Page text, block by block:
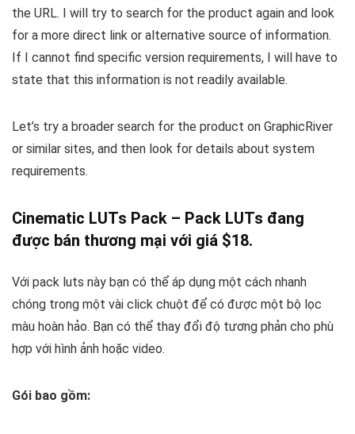
the URL. I will try to search for the product again and look
for a more direct link or alternative source of information.
If I cannot find specific version requirements, I will have to
state that this information is not readily available.
Let’s try a broader search for the product on GraphicRiver
or similar sites, and then look for details about system
requirements.
Cinematic LUTs Pack – Pack LUTs đang
được bán thương mại với giá $18.
Với pack luts này bạn có thể áp dụng một cách nhanh
chóng trong một vài click chuột để có được một bộ lọc
màu hoàn hảo. Bạn có thể thay đổi độ tương phản cho phù
hợp với hình ảnh hoặc video.
Gói bao gồm: